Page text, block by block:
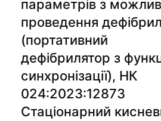
параметрів з
проведення
(портативний
дефібрилятор з
синхронізації), НК
024:2023:12873
Стаціонарний